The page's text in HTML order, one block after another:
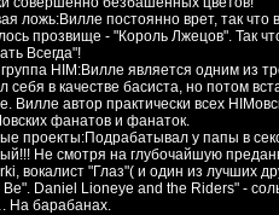
ложь:Вилле постоянно врет, так
прозвище - "Король Лжецов". Так
Всегда"!
HIM:Вилле является одним из
себя в качестве басиста, но потом
Вилле автор практически всех
фанатов и фанаток.
проекты:Подрабатывал у папы в
Не смотря на глубочайшую
вокалист "Глаз"( и один из лучших
Be". Daniel Lioneye and the Riders" -
На барабанах.